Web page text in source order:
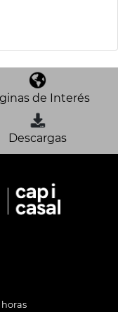
de Interés
Descargas
horas